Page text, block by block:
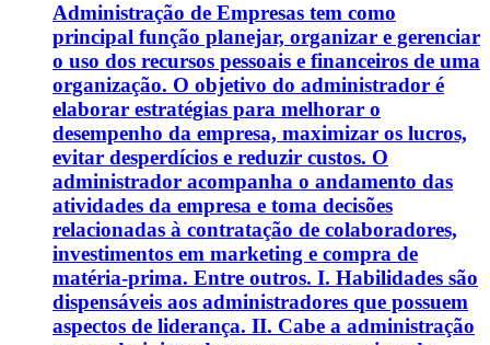
Administração de Empresas tem como
principal função planejar, organizar e gerenciar
o uso dos recursos pessoais e financeiros de uma
organização. O objetivo do administrador é
elaborar estratégias para melhorar o
desempenho da empresa, maximizar os lucros,
evitar desperdícios e reduzir custos. O
administrador acompanha o andamento das
atividades da empresa e toma decisões
relacionadas à contratação de colaboradores,
investimentos em marketing e compra de
matéria-prima. Entre outros. I. Habilidades são
dispensáveis aos administradores que possuem
aspectos de liderança. II. Cabe a administração